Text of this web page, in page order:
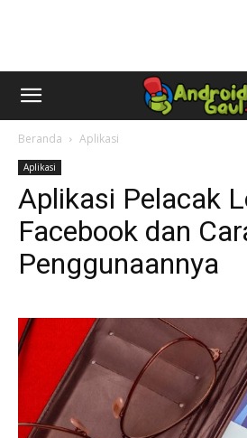
AndroidGaul.id
Beranda Aplikasi
Aplikasi
Aplikasi Pelacak
Facebook dan
Penggunaannya